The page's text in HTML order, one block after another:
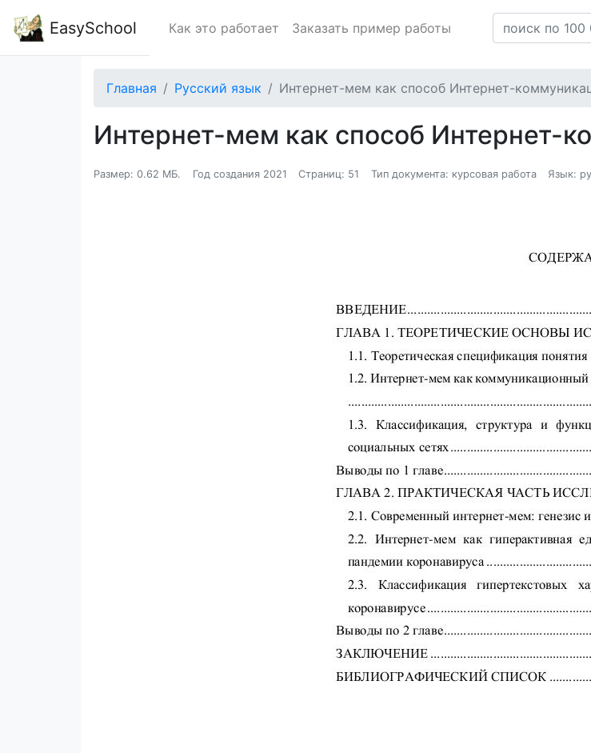
EasySchool Как это работает Заказать пример работы
Главная Русский язык Интернет-мем как способ Интернет-
Интернет-мем как способ Интернет-
Размер: 0.62 МБ. Год создания 2021 Страниц: 51 Тип документа: курсовая работа Язык: